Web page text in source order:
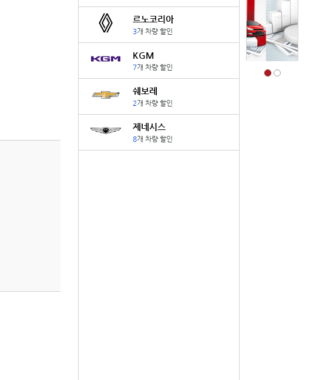
르노코리아
3개 차량 할인
KGM
7개 차량 할인
쉐보레
2개 차량 할인
제네시스
8개 차량 할인